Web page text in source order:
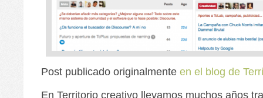
Post publicado originalmente en el blog de
En Territorio creativo llevamos muchos años